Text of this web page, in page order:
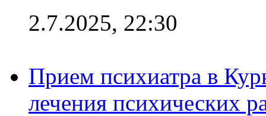
2.7.2025, 22:30
Прием психиатра в
лечения психических